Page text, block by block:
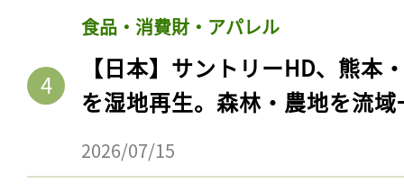
食品・消費財・アパレル
【日本】サントリーHD、熊本
を湿地再生。森林・農地を流
2026/07/15